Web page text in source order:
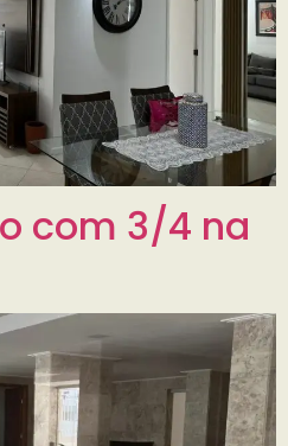
com 3/4 na